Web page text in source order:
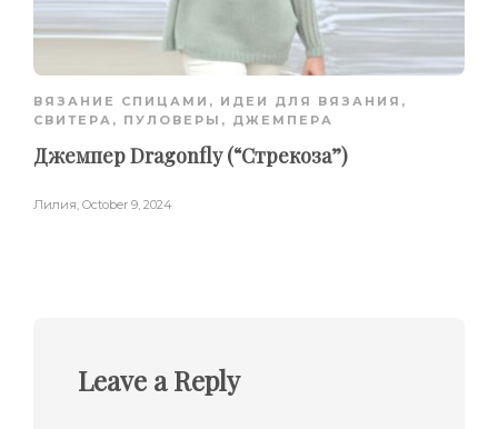
ВЯЗАНИЕ СПИЦАМИ , ИДЕИ ДЛЯ ВЯЗАНИЯ ,
СВИТЕРА, ПУЛОВЕРЫ, ДЖЕМПЕРА
Джемпер Dragonfly (“Стрекоза”)
Лилия, October 9, 2024
Leave a Reply